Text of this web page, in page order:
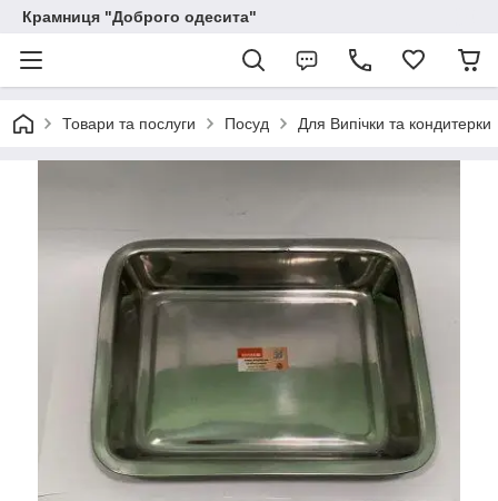
Крамниця "Доброго одесита"
Товари та послуги Посуд Для Випічки та кондитерки